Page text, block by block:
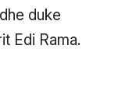
duke
Edi Rama.